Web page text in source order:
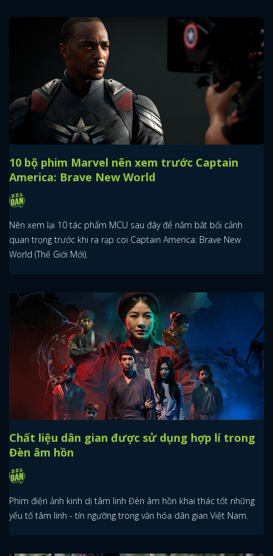
10 bộ phim Marvel nên xem trước Captain
America: Brave New World
Nên xem lại 10 tác phẩm MCU sau đây để nắm bắt bối cảnh
quan trọng trước khi ra rạp coi Captain America: Brave New
World (Thế Giới Mới).
Chất liệu dân gian được sử dụng hợp lí trong
Đèn âm hồn
Phim điện ảnh kinh dị tâm linh Đèn âm hồn khai thác tốt những
yếu tố tâm linh - tín ngưỡng trong văn hóa dân gian Việt Nam.